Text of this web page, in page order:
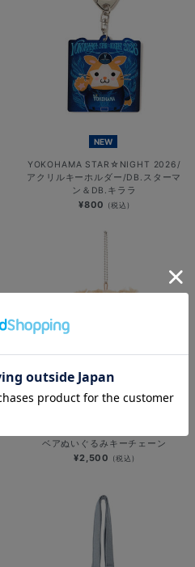
NEW
YOKOHAMA STAR☆NIGHT 2026/
アクリルキーホルダー/DB.スターマ
ン＆DB.キララ
¥800 (税込)
ベアぬいぐるみキーチェーン
¥2,500 (税込)